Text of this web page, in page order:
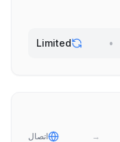
•
Limited
→ اتصال